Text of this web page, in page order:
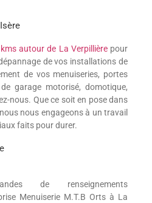
autour de La Verpillièrepour
de vos installations de
de vos menuiseries, portes
garage motorisé, domotique,
nous. Que ce soit en pose dans
nous engageons à un travail
faits pour durer.
de renseignements
Menuiserie M.T.B Orts à La